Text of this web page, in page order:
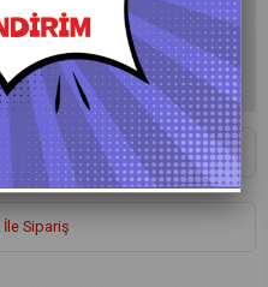
ile Sipariş
Sipariş